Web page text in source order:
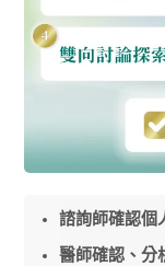
諮詢師確認個
醫師確認、分